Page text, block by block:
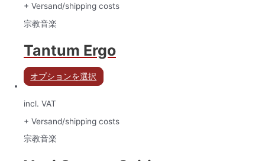
+ Versand/shipping costs
宗教音楽
Tantum Ergo
オプションを選択
incl. VAT
+ Versand/shipping costs
宗教音楽